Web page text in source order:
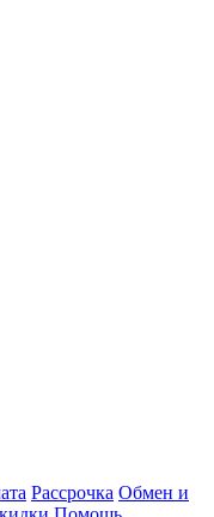
Рассрочка Обмен и